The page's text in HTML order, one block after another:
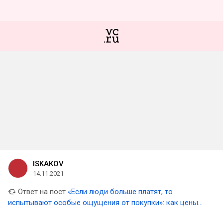
ISKAKOV
14.11.2021
Ответ на пост «Если люди больше платят, то
испытывают особые ощущения от покупки»: как цены